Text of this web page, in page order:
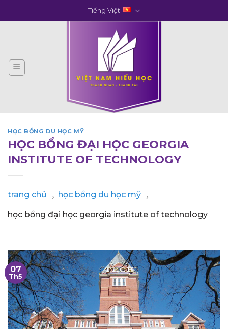
to
Tiếng Việt
HỌC BỔNG DU HỌC MỸ
HỌC BỔNG ĐẠI HỌC GEORGIA
INSTITUTE OF TECHNOLOGY
trang chủ › học bổng du học mỹ ›
học bổng đại học georgia institute of technology
07
Th5